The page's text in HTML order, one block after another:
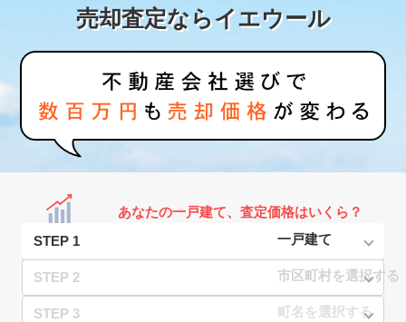
売却査定ならイエウール
あなたの一戸建て、査定価格はいくら？
STEP 1
STEP 2
STEP 3
不動産の売却・一括査定
家査定シミュレーター
お問い合わせ